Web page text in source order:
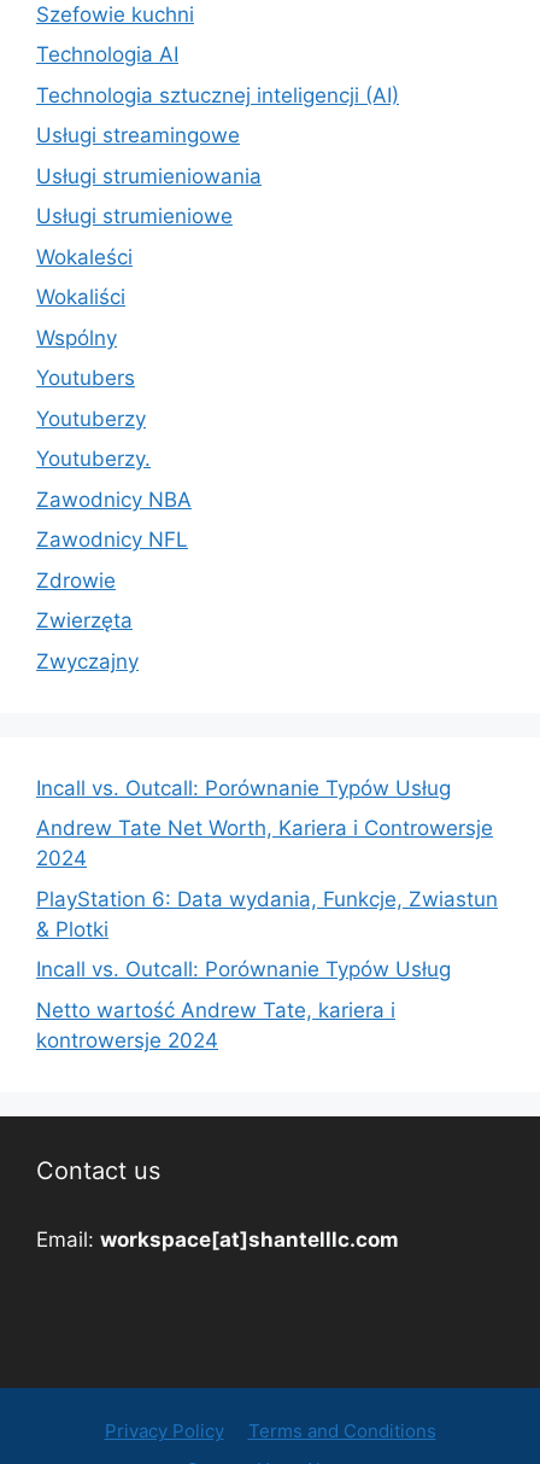
Szefowie kuchni
Technologia AI
Technologia sztucznej inteligencji (AI)
Usługi streamingowe
Usługi strumieniowania
Usługi strumieniowe
Wokaleści
Wokaliści
Wspólny
Youtubers
Youtuberzy
Youtuberzy.
Zawodnicy NBA
Zawodnicy NFL
Zdrowie
Zwierzęta
Zwyczajny
Incall vs. Outcall: Porównanie Typów Usług
Andrew Tate Net Worth, Kariera i Controwersje
2024
PlayStation 6: Data wydania, Funkcje, Zwiastun
& Plotki
Incall vs. Outcall: Porównanie Typów Usług
Netto wartość Andrew Tate, kariera i
kontrowersje 2024
Contact us
Email: workspace[at]shantelllc.com
Privacy Policy
Terms and Conditions